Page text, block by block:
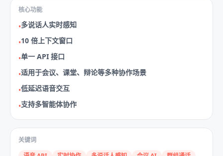
核心功能
•多说话人实时感知
•10 倍上下文窗口
•单一 API 接口
•适用于会议、课堂、辩论等多种协作场景
•低延迟语音交互
•支持多智能体协作
关键词